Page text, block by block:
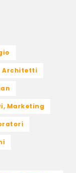
Architetti
Marketing